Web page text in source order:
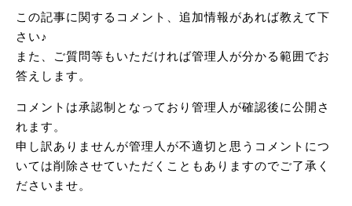
この記事に関するコメント、追加情報があれば教えて下
さい♪
また、ご質問等もいただければ管理人が分かる範囲でお
答えします。
コメントは承認制となっており管理人が確認後に公開さ
れます。
申し訳ありませんが管理人が不適切と思うコメントにつ
いては削除させていただくこともありますのでご了承く
ださいませ。